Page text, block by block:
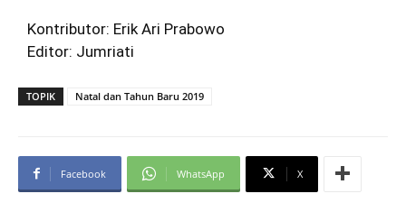
Kontributor: Erik Ari Prabowo
Editor: Jumriati
TOPIK Natal dan Tahun Baru 2019
Facebook WhatsApp X